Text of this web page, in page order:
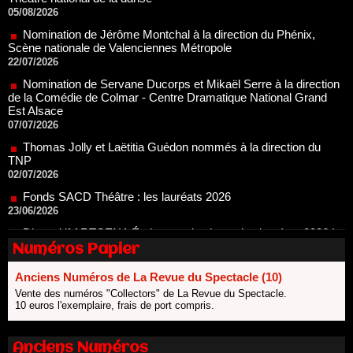
Scène nationale de Valenciennes Métropole
Nomination de Servane Ducorps et Mikaël Serre à la direction
de la Comédie de Colmar - Centre Dramatique National Grand
Est Alsace
07/07/2026
Thomas Jolly et Laëtitia Guédon nommés à la direction du
TNP
Fonds SACD Théâtre : les lauréats 2026
23/06/2026
Dispositif ARTCENA Écrire pour le cirque, les lauréats 2026 !
20/06/2026
Le palmarès des prix SACD 2026
18/06/2026
Les 10 lauréats du Fonds Grandes Formes Théâtre 2026
SACD
13/06/2026
Nomination de Nathalie Garraud et Olivier Saccomano à la
13/06/2026
Numéros Papier
Anciens Numéros de La Revue du Spectacle (10)
Vente des numéros "Collectors" de La Revue du Spectacle.
10 euros l'exemplaire, frais de port compris.
Anciens Numéros